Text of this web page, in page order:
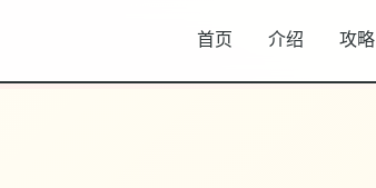
首页 介绍 攻略